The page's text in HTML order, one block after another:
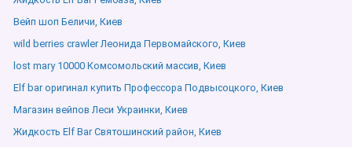
Вейп шоп Беличи, Киев
wild berries crawler Леонида Первомайского, Киев
lost mary 10000 Комсомольский массив, Киев
Elf bar оригинал купить Профессора Подвысоцкого, Киев
Магазин вейпов Леси Украинки, Киев
Жидкость Elf Bar Святошинский район, Киев